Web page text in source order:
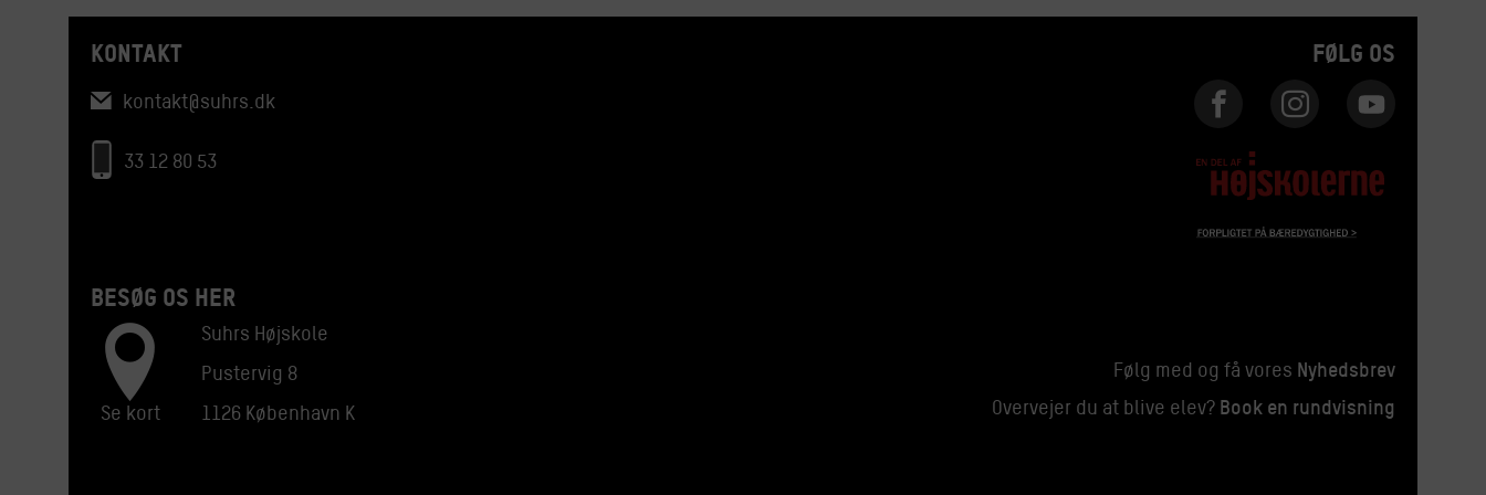
KONTAKT
kontakt@suhrs.dk
33 12 80 53
FØLG OS
BESØG OS HER
Suhrs Højskole
Pustervig 8
1126 København K
Se kort
Følg med og få vores Nyhedsbrev
Overvejer du at blive elev? Book en rundvisning